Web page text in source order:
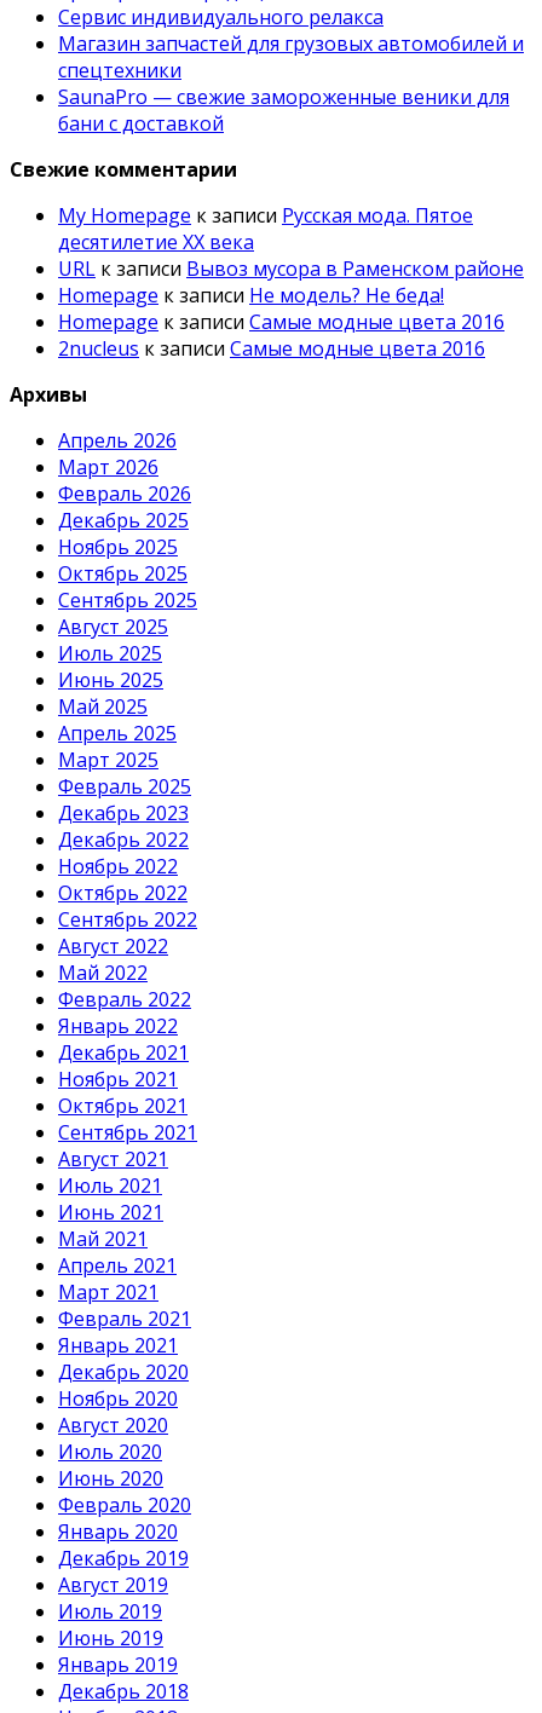
Сервис индивидуального релакса
Магазин запчастей для грузовых автомобилей и
спецтехники
SaunaPro — свежие замороженные веники для
бани с доставкой
Свежие комментарии
My Homepage к записи Русская мода. Пятое
десятилетие ХХ века
URL к записи Вывоз мусора в Раменском районе
Homepage к записи Не модель? Не беда!
Homepage к записи Самые модные цвета 2016
2nucleus к записи Самые модные цвета 2016
Архивы
Апрель 2026
Март 2026
Февраль 2026
Декабрь 2025
Ноябрь 2025
Октябрь 2025
Сентябрь 2025
Август 2025
Июль 2025
Июнь 2025
Май 2025
Апрель 2025
Март 2025
Февраль 2025
Декабрь 2023
Декабрь 2022
Ноябрь 2022
Октябрь 2022
Сентябрь 2022
Август 2022
Май 2022
Февраль 2022
Январь 2022
Декабрь 2021
Ноябрь 2021
Октябрь 2021
Сентябрь 2021
Август 2021
Июль 2021
Июнь 2021
Май 2021
Апрель 2021
Март 2021
Февраль 2021
Январь 2021
Декабрь 2020
Ноябрь 2020
Август 2020
Июль 2020
Июнь 2020
Февраль 2020
Январь 2020
Декабрь 2019
Август 2019
Июль 2019
Июнь 2019
Январь 2019
Декабрь 2018